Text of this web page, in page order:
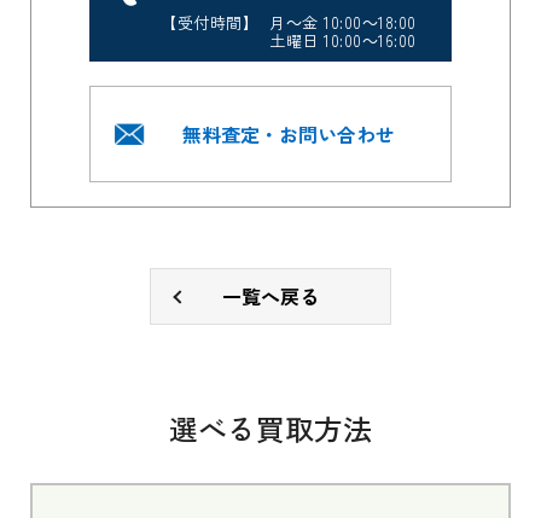
【受付時間】 月～金 10:00～18:00
土曜日 10:00～16:00
無料査定・お問い合わせ
一覧へ戻る
選べる買取方法